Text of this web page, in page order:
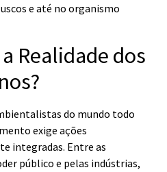
e até no organismo
Realidade dos
do mundo todo
exige ações
integradas. Entre as
público e pelas indústrias,